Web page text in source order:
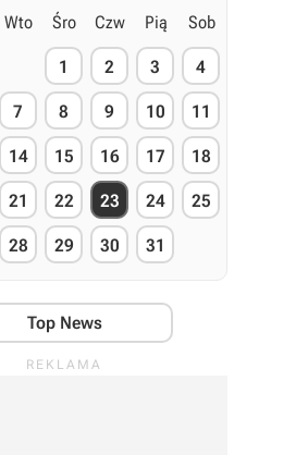
Wto Śro Czw Pią Sob
1 2 3 4
7 8 9 10 11
14 15 16 17 18
21 22 23 24 25
28 29 30 31
Top News